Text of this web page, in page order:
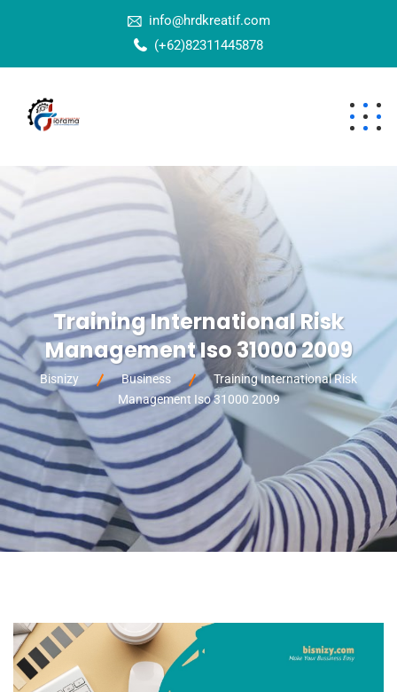
info@hrdkreatif.com
(+62)82311445878
Training International Risk
Management Iso 31000 2009
Bisnizy Business
Training International Risk
Management Iso 31000 2009